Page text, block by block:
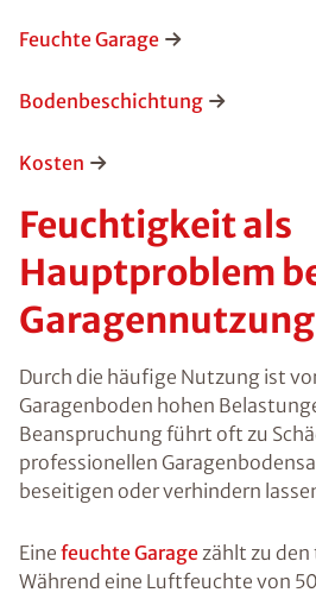
Feuchte Garage
Bodenbeschichtung
Kosten
Feuchtigkeit als
Hauptproblem
Garagennutzung
Durch die häufige Nutzung ist
Garagenboden hohen
Beanspruchung führt oft zu
professionellen
beseitigen oder verhindern
Eine feuchte Garagezählt zu
Während eine Luftfeuchte von